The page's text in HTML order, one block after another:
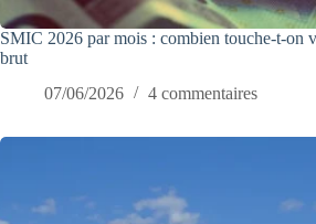
SMIC 2026 par mois : combien touche-t-on
brut
07/06/2026
4 commentaires